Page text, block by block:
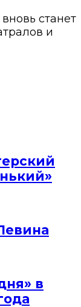
станет
и
в